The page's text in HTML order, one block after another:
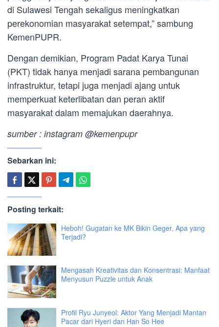
di Sulawesi Tengah sekaligus meningkatkan
perekonomian masyarakat setempat,” sambung
KemenPUPR.
Dengan demikian, Program Padat Karya Tunai
(PKT) tidak hanya menjadi sarana pembangunan
infrastruktur, tetapi juga menjadi ajang untuk
memperkuat keterlibatan dan peran aktif
masyarakat dalam memajukan daerahnya.
sumber : instagram @kemenpupr
Sebarkan ini:
Posting terkait:
Heboh! Gugatan ke MK Bikin Geger, Apa yang
Terjadi?
Mengasah Kreativitas dan Konsentrasi: Manfaat
Menyusun Puzzle untuk Anak
Profil Ryu Junyeol: Aktor Yang Menjadi Mantan
Pacar dari Hyeri dan Han So Hee